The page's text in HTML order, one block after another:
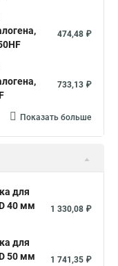
474,48 ₽
733,13 ₽
Показать больше
для
40 мм
1 330,08 ₽
для
50 мм
1 741,35 ₽